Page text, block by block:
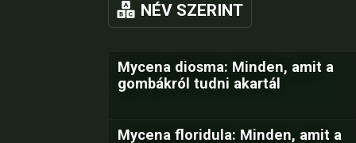
NÉV SZERINT
Mycena diosma: Minden, amit a
gombákról tudni akartál
Mycena floridula: Minden, amit a